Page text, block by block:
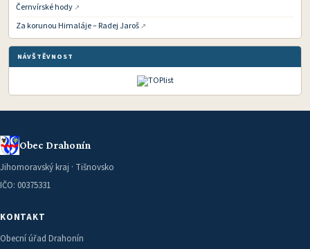
Černvírské hody
Za korunou Himaláje – Radej Jaroš
NÁVŠTĚVNOST
Obec Drahonín
Jihomoravský kraj · Tišnovsko
IČO: 00375331
KONTAKT
Obecní úřad Drahonín